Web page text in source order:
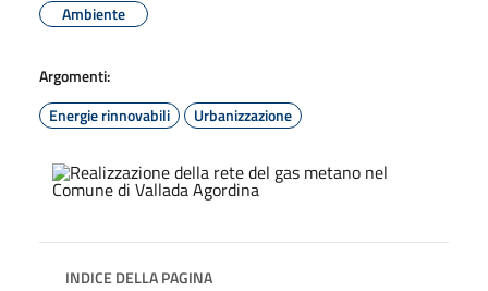
Ambiente
Argomenti:
Energie rinnovabili
Urbanizzazione
INDICE DELLA PAGINA